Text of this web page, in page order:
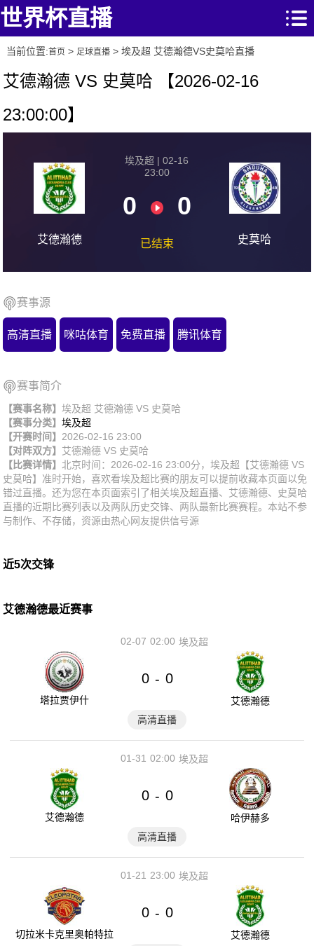
世界杯直播
当前位置:首页> 足球直播> 埃及超 艾德瀚德VS史莫哈直播
艾德瀚德 VS 史莫哈 【2026-02-16
23:00:00】
艾德瀚德
埃及超 | 02-16
23:00
0 0
已结束 史莫哈
赛事源
高清直播 咪咕体育 免费直播 腾讯体育
赛事简介
【赛事名称】埃及超 艾德瀚德 VS 史莫哈
【赛事分类】埃及超
【开赛时间】 2026-02-16 23:00
【对阵双方】 艾德瀚德 VS 史莫哈
【比赛详情】 北京时间：2026-02-16 23:00分，埃及超【艾德瀚德 VS
史莫哈】准时开始，喜欢看埃及超比赛的朋友可以提前收藏本页面以免
错过直播。还为您在本页面索引了相关埃及超直播、艾德瀚德、史莫哈
直播的近期比赛列表以及两队历史交锋、两队最新比赛赛程。本站不参
与制作、不存储，资源由热心网友提供信号源
近5次交锋
艾德瀚德最近赛事
02:00
02-07 埃及超
塔拉贾伊什
0 - 0
艾德瀚德
高清直播
02:00
01-31 埃及超
艾德瀚德
0 - 0
哈伊赫多
高清直播
23:00
01-21 埃及超
切拉米卡克里奥帕特拉
0 - 0
艾德瀚德